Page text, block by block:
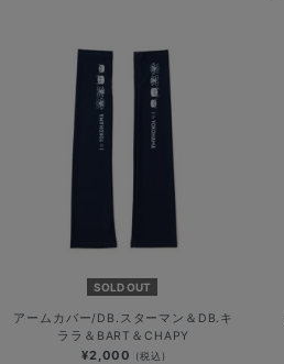
SOLD OUT
アームカバー/DB.スターマン＆DB.キ
ララ＆BART＆CHAPY
¥2,000 (税込)